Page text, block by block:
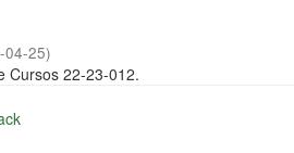
04-25)
Cursos 22-23-012.